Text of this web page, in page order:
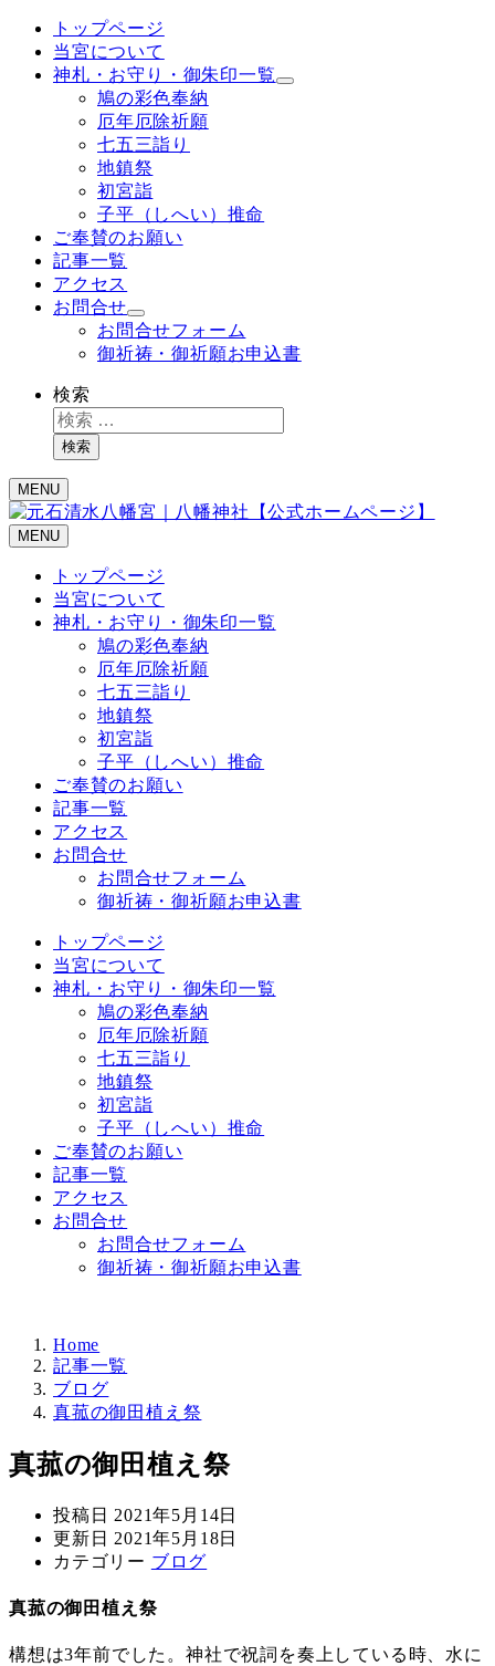
トップページ
当宮について
神札・お守り・御朱印一覧
鳩の彩色奉納
厄年厄除祈願
七五三詣り
地鎮祭
初宮詣
子平（しへい）推命
ご奉賛のお願い
記事一覧
アクセス
お問合せ
お問合せフォーム
御祈祷・御祈願お申込書
検索
検索
MENU
MENU
トップページ
当宮について
神札・お守り・御朱印一覧
鳩の彩色奉納
厄年厄除祈願
七五三詣り
地鎮祭
初宮詣
子平（しへい）推命
ご奉賛のお願い
記事一覧
アクセス
お問合せ
お問合せフォーム
御祈祷・御祈願お申込書
トップページ
当宮について
神札・お守り・御朱印一覧
鳩の彩色奉納
厄年厄除祈願
七五三詣り
地鎮祭
初宮詣
子平（しへい）推命
ご奉賛のお願い
記事一覧
アクセス
お問合せ
お問合せフォーム
御祈祷・御祈願お申込書
Home
記事一覧
ブログ
真菰の御田植え祭
真菰の御田植え祭
投稿日 2021年5月14日
更新日 2021年5月18日
カテゴリー ブログ
真菰の御田植え祭
構想は3年前でした。神社で祝詞を奏上している時、水に